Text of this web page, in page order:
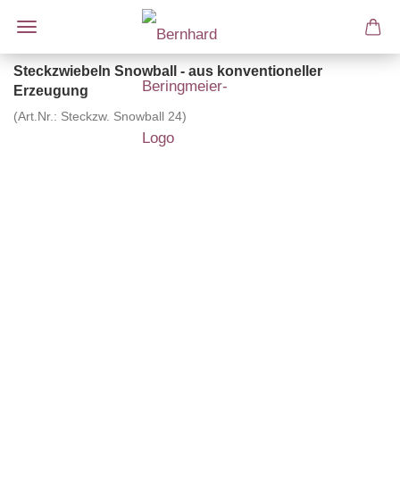
Steckzwiebeln Snowball - aus konventioneller
Erzeugung
(Art.Nr.: Steckzw. Snowball 24)